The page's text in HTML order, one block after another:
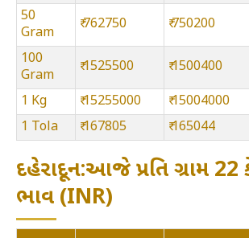
50
Gram
₹ 762750 ₹ 750200
100
Gram
₹ 1525500 ₹ 1500400
1 Kg ₹ 15255000 ₹ 15004000
1 Tola
₹ 167805 ₹ 165044
દહેરાદૂન:આજે પ્રતિ ગ્રામ 22
ભાવ (INR)